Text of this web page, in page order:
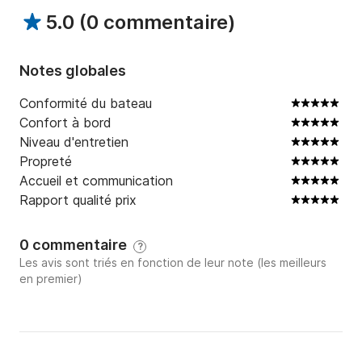
5.0 (0 commentaire)
Notes globales
Conformité du bateau
Confort à bord
Niveau d'entretien
Propreté
Accueil et communication
Rapport qualité prix
0 commentaire ?
Les avis sont triés en fonction de leur note (les meilleurs
en premier)